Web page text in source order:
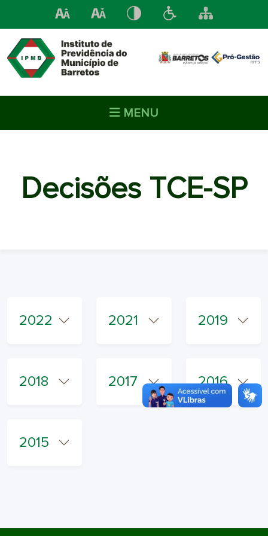
MENU
Decisões TCE-SP
2022 2021 2019
2018 2017 2016
2015